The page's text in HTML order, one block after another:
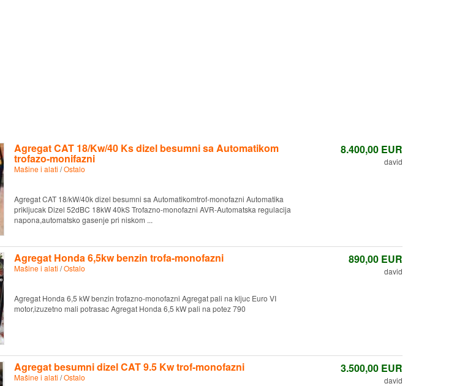
Agregat CAT 18/Kw/40 Ks dizel besumni sa Automatikom
trofazo-monifazni
Mašine i alati /Ostalo
Agregat CAT 18/kW/40k dizel besumni sa Automatikomtrof-monofazni Automatika
prikljucak Dizel 52dBC 18kW 40kS Trofazno-monofazni AVR-Automatska regulacija
napona,automatsko gasenje pri niskom ...
8.400,00EUR
david
Agregat Honda 6,5kw benzin trofa-monofazni
Mašine i alati /Ostalo
Agregat Honda 6,5 kW benzin trofazno-monofazni Agregat pali na kljuc Euro VI
motor,izuzetno mali potrasac Agregat Honda 6,5 kW pali na potez 790
890,00EUR
david
Agregat besumni dizel CAT 9.5 Kw trof-monofazni
Mašine i alati /Ostalo
3.500,00EUR
david